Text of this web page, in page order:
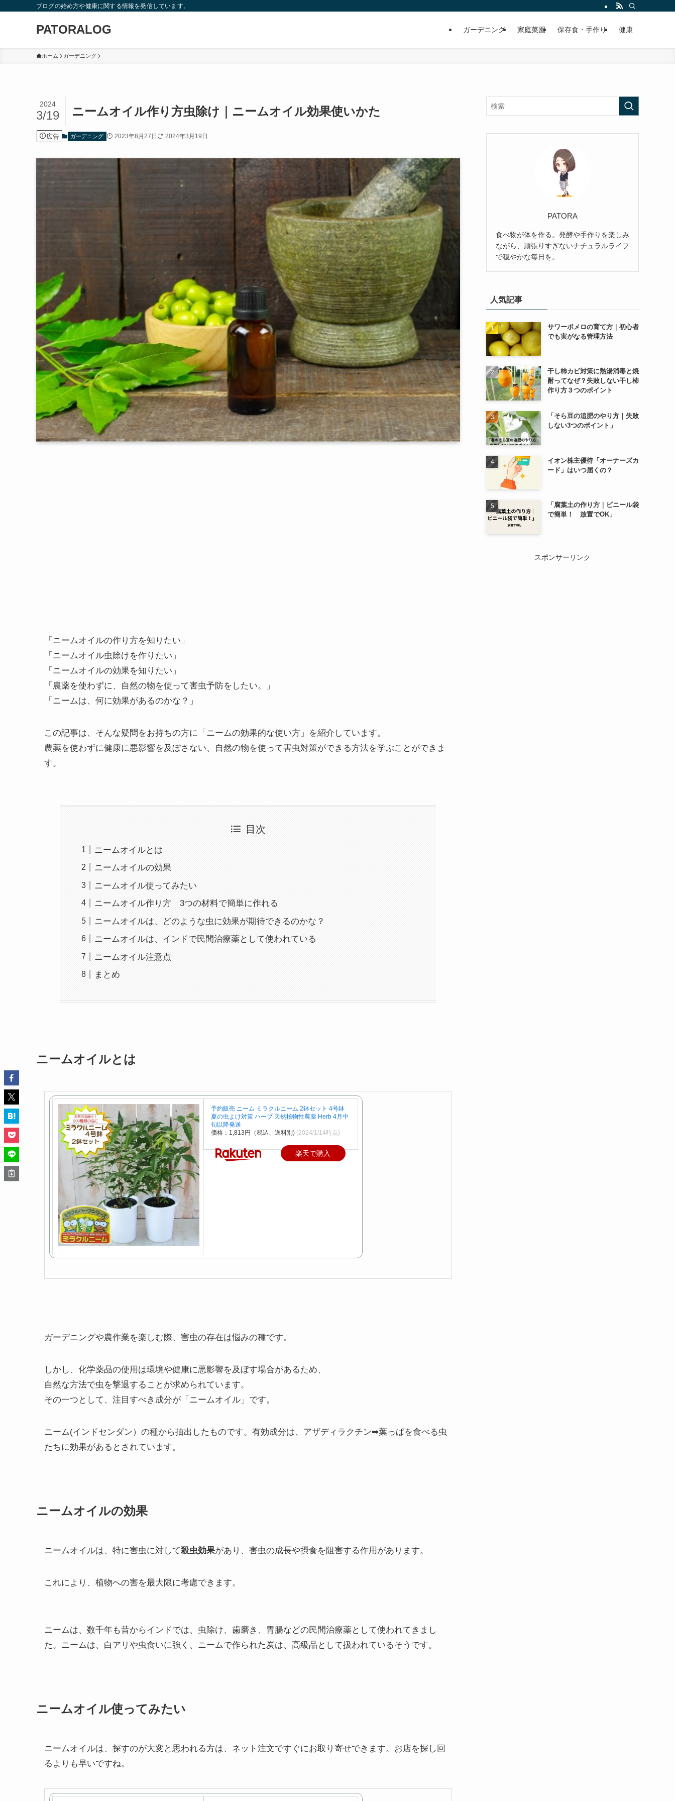
ブログの始め方や健康に関する情報を発信しています。
PATORALOG ガーデニング 家庭菜園 保存食・手作り 健康
ホーム ガーデニング
ニームオイル作り方虫除け｜ニームオイル効果使いかた
2024
3/19
広告 ガーデニング 2023年8月27日 2024年3月19日
「ニームオイルの作り方を知りたい」
「ニームオイル虫除けを作りたい」
「ニームオイルの効果を知りたい」
「農薬を使わずに、自然の物を使って害虫予防をしたい。」
「ニームは、何に効果があるのかな？」
この記事は、そんな疑問をお持ちの方に「ニームの効果的な使い方」を紹介しています。
農薬を使わずに健康に悪影響を及ぼさない、自然の物を使って害虫対策ができる方法を学ぶことができま
す。
目次
ニームオイルとは
ニームオイルの効果
ニームオイル使ってみたい
ニームオイル作り方 3つの材料で簡単に作れる
ニームオイルは、どのような虫に効果が期待できるのかな？
ニームオイルは、インドで民間治療薬として使われている
ニームオイル注意点
まとめ
ニームオイルとは
予約販売 ニーム ミラクルニーム 2鉢セット 4号鉢
夏の虫よけ対策 ハーブ 天然植物性農薬 Herb 4月中
旬以降発送
価格：1,813円（税込、送料別) (2024/1/14時点)
楽天で購入
ガーデニングや農作業を楽しむ際、害虫の存在は悩みの種です。
しかし、化学薬品の使用は環境や健康に悪影響を及ぼす場合があるため、
自然な方法で虫を撃退することが求められています。
その一つとして、注目すべき成分が「ニームオイル」です。
ニーム(インドセンダン）の種から抽出したものです。有効成分は、アザディラクチン➡葉っぱを食べる虫
たちに効果があるとされています。
ニームオイルの効果
ニームオイルは、特に害虫に対して殺虫効果があり、害虫の成長や摂食を阻害する作用があります。
これにより、植物への害を最大限に考慮できます。
ニームは、数千年も昔からインドでは、虫除け、歯磨き、胃腸などの民間治療薬として使われてきまし
た。ニームは、白アリや虫食いに強く、ニームで作られた炭は、高級品として扱われているそうです。
ニームオイル使ってみたい
ニームオイルは、探すのが大変と思われる方は、ネット注文ですぐにお取り寄せできます。お店を探し回
るよりも早いですね。
PATORA
食べ物が体を作る。発酵や手作りを楽しみ
ながら、頑張りすぎないナチュラルライフ
で穏やかな毎日を。
人気記事
サワーポメロの育て方｜初心者
でも実がなる管理方法
干し柿カビ対策に熱湯消毒と焼
酎ってなぜ？失敗しない干し柿
作り方３つのポイント
「そら豆の追肥のやり方｜失敗
しない3つのポイント」
イオン株主優待「オーナーズカ
ード」はいつ届くの？
「腐葉土の作り方｜ビニール袋
で簡単！ 放置でOK」
スポンサーリンク